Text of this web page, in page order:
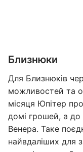
Близнюки
Для Близнюків
можливостей та
місяця Юпітер
домі грошей, а до
Венера. Таке
найвдаліших для